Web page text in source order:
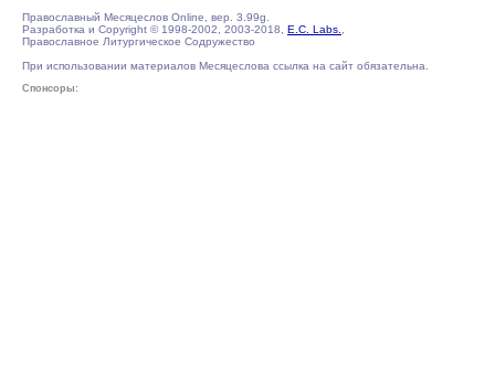
Православный Месяцеслов Online, вер. 3.99g.
Разработка и Copyright © 1998-2002, 2003-2018, E.C. Labs.
Православное Литургическое Содружество
При использовании материалов Месяцеслова ссылка на сайт обязательна.
Спонсоры: